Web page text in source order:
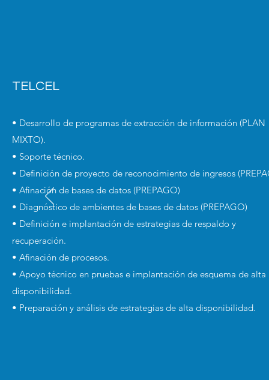
TELCEL
• Desarrollo de programas de extracción de información (PLAN
MIXTO).
• Soporte técnico.
• Definición de proyecto de reconocimiento de ingresos
• Afinación de bases de datos (PREPAGO)
• Diagnóstico de ambientes de bases de datos (PREPAGO)
• Definición e implantación de estrategias de respaldo y
recuperación.
• Afinación de procesos.
• Apoyo técnico en pruebas e implantación de esquema de alta
disponibilidad.
• Preparación y análisis de estrategias de alta disponibilidad.